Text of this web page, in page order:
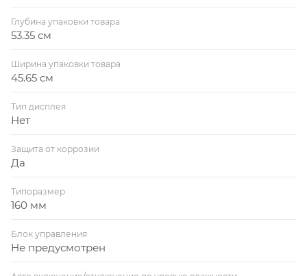
Глубина упаковки товара
53.35 см
Ширина упаковки товара
45.65 см
Тип дисплея
Нет
Защита от коррозии
Да
Типоразмер
160 мм
Блок управления
Не предусмотрен